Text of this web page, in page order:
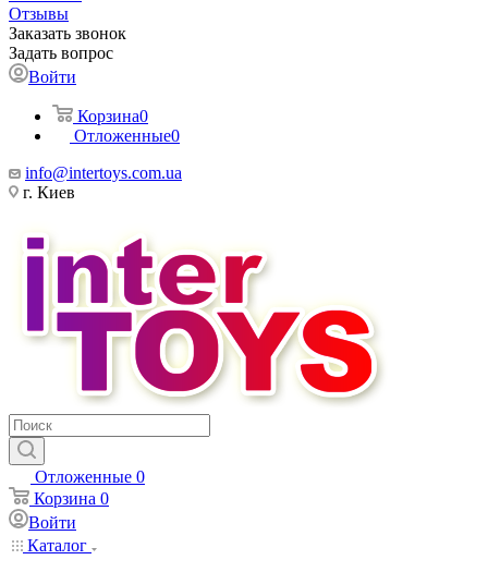
Отзывы
Заказать звонок
Задать вопрос
Войти
Корзина0
Отложенные0
info@intertoys.com.ua
г. Киев
Отложенные 0
Корзина 0
Войти
Каталог